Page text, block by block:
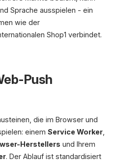
Sprache ausspielen - ein
wie der
Shop1 verbindet.
Push
die im Browser und
einem Service Worker
Herstellers und Ihrem
. Der Ablauf ist standardisiert